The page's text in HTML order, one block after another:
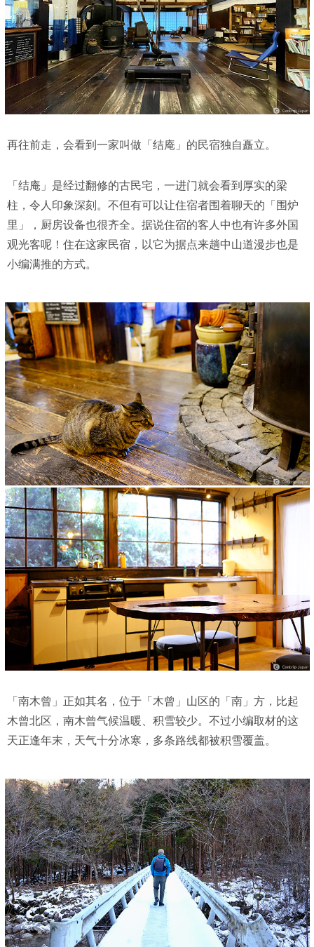
再往前走，会看到一家叫做「结庵」的民宿独自矗立。
「结庵」是经过翻修的古民宅，一进门就会看到厚实的梁
柱，令人印象深刻。不但有可以让住宿者围着聊天的「围炉
里」，厨房设备也很齐全。据说住宿的客人中也有许多外国
观光客呢！住在这家民宿，以它为据点来趟中山道漫步也是
小编满推的方式。
「南木曾」正如其名，位于「木曾」山区的「南」方，比起
木曾北区，南木曾气候温暖、积雪较少。不过小编取材的这
天正逢年末，天气十分冰寒，多条路线都被积雪覆盖。